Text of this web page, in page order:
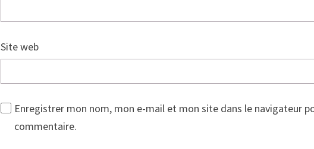
Site web
Enregistrer mon nom, mon e-mail et mon site dans le navigateur
commentaire.